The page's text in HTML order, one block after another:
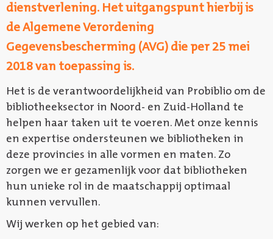
dienstverlening. Het uitgangspunt hierbij is
de Algemene Verordening
Gegevensbescherming (AVG) die per 25 mei
2018 van toepassing is.
Het is de verantwoordelijkheid van Probiblio om de
bibliotheeksector in Noord- en Zuid-Holland te
helpen haar taken uit te voeren. Met onze kennis
en expertise ondersteunen we bibliotheken in
deze provincies in alle vormen en maten. Zo
zorgen we er gezamenlijk voor dat bibliotheken
hun unieke rol in de maatschappij optimaal
kunnen vervullen.
Wij werken op het gebied van: